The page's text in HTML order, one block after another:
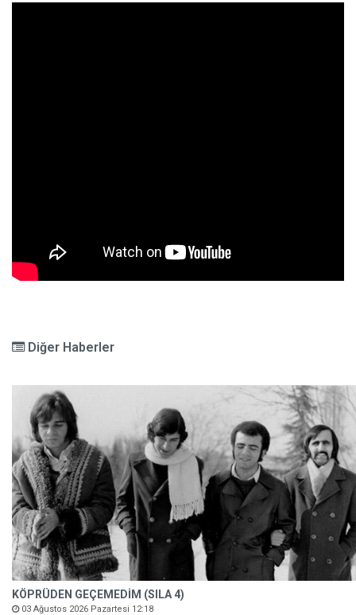
Diğer Haberler
KÖPRÜDEN GEÇEMEDİM (SILA 4)
03 Ağustos 2026 Pazartesi 12:18